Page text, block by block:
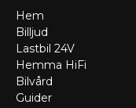
Hem
Billjud
Lastbil 24V
Hemma HiFi
Bilvård
Guider